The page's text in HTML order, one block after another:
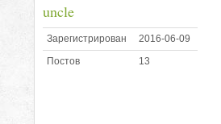
uncle
Зарегистрирован
2016-06-09
Постов
13